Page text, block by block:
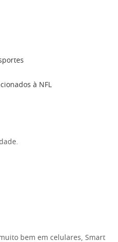
à NFL
bem em celulares, Smart